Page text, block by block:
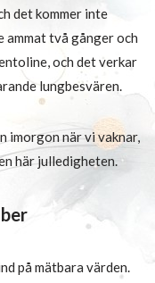
det kommer inte
ammat två gånger och
och det verkar
lungbesvären.
imorgon när vi vaknar,
här julledigheten.
på mätbara värden.